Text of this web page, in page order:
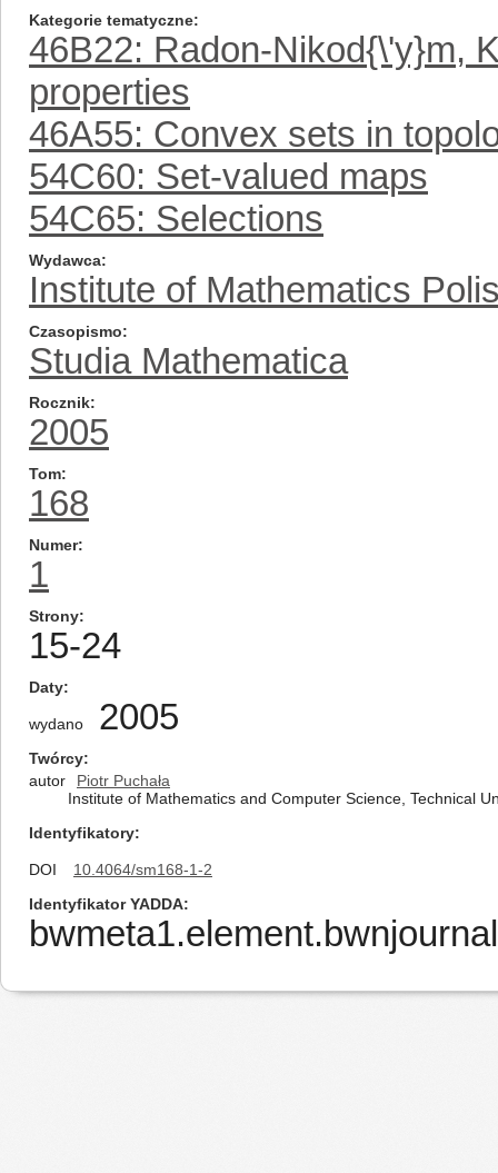
Kategorie tematyczne
46B22: Radon-Nikod{\'y}m,
properties
46A55: Convex sets in
54C60: Set-valued maps
54C65: Selections
Wydawca
Institute of Mathematics
Czasopismo
Studia Mathematica
Rocznik
2005
Tom
168
Numer
1
Strony
15-24
Daty
wydano 2005
Twórcy
autor
Piotr Puchała
Institute of Mathematics and Computer Science, Technical
Identyfikatory
DOI
10.4064/sm168-1-2
Identyfikator YADDA